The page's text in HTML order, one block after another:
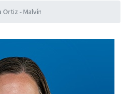
Ortiz - Malvín